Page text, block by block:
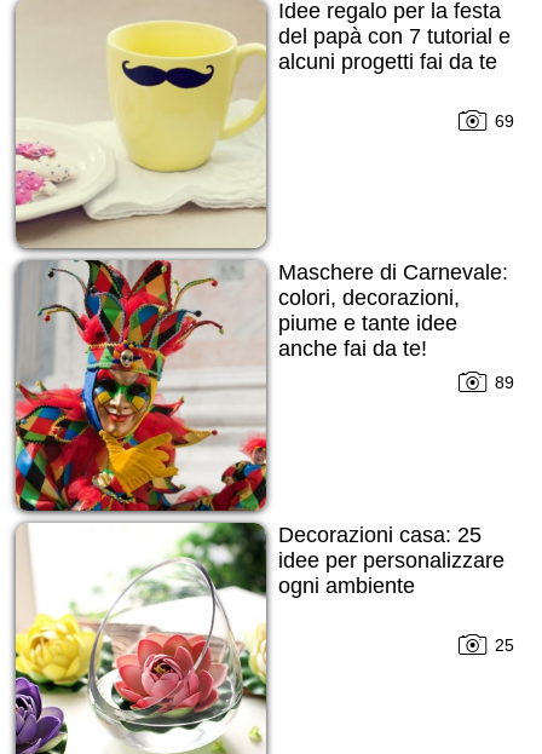
Idee regalo per la festa
del papà con 7 tutorial e
alcuni progetti fai da te
69
Maschere di Carnevale:
colori, decorazioni,
piume e tante idee
anche fai da te!
89
Decorazioni casa: 25
idee per personalizzare
ogni ambiente
25